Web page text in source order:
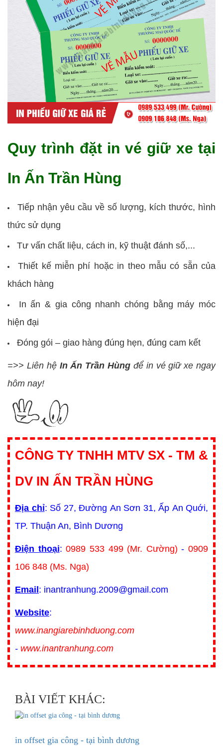
Quy trình đặt in vé giữ xe tại
In Ấn Trần Hùng
Tiếp nhận yêu cầu về số lượng, kích thước, hình
thức sử dụng
Tư vấn chất liệu, cách in, kỹ thuật đánh số,...
Thiết kế miễn phí hoặc in theo mẫu có sẵn của
khách hàng
In ấn & gia công nhanh chóng bằng máy móc
hiện đại
Đóng gói – giao hàng đúng hẹn, đúng cam kết
=>> Liên hệ In Ấn Trần Hùng để in vé giữ xe ngay
hôm nay!
CÔNG TY TNHH MTV SX - TM &
DV IN ẤN TRẦN HÙNG
Địa chỉ: Số 27, Đường An Sơn 31, Ấp An Quới,
TP. Thuận An, Bình Dương
Điện thoại:0989 533 499 (Mr. Cường) - 0909
106 848 (Ms. Nga)
Email : inantranhung.2009@gmail.com
Website:
www.inangiarebinhduong.com
- www.inantranhung.com
BÀI VIẾT KHÁC:
in offset gia công - tại bình dương